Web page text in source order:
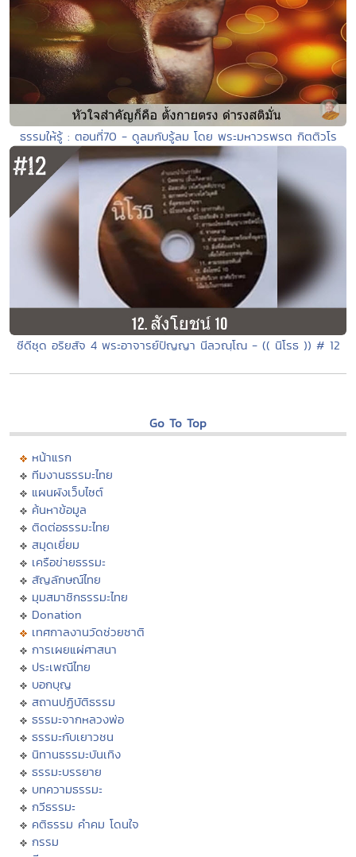
ธรรมให้รู้ : ตอนที่70 - ดูลมกับรู้ลม โดย พระมหาวรพรต กิตติวโร
ซีดีชุด อริยสัจ 4 พระอาจารย์ปัญญา นีลวณฺโณ - (( นิโรธ )) # 12
Go To Top
หน้าแรก
ทีมงานธรรมะไทย
แผนผังเว็บไซต์
ค้นหาข้อมูล
ติดต่อธรรมะไทย
สมุดเยี่ยม
เครือข่ายธรรมะ
สัญลักษณ์ไทย
มุมสมาชิกธรรมะไทย
Donation
เทศกาลงานวัดช่วยชาติ
การเผยแผ่ศาสนา
ประเพณีไทย
บอกบุญ
สถานปฏิบัติธรรม
ธรรมะจากหลวงพ่อ
ธรรมะกับเยาวชน
นิทานธรรมะบันเทิง
ธรรมะบรรยาย
บทความธรรมะ
กวีธรรมะ
คติธรรม คำคม โดนใจ
กรรม